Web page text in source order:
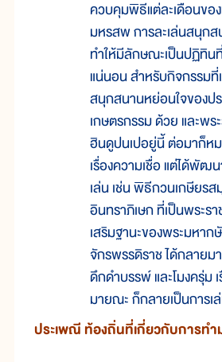
ควบคุมพิธีแต่ละเดือนขอ
มหรสพ การละเล่นสนุก
ทำให้มีลักษณะเป็นปฏิทิน
แน่นอน สำหรับกิจกรรมที่
สนุกสนานหย่อนใจของป
เกษตรกรรม ด้วย และพ
ฮินดูปนเปอยู่นี้ ต่อมาก็ห
เรื่องความเชื่อ แต่ได้พัฒ
เล่น เช่น พิธีกวนเกษียร
อินทราภิเษก ที่เป็นพระร
เสริมฐานะของพระมหาก
จักรพรรดิราช ได้กลายม
ดึกดำบรรพ์ และโมงครุ่ม
มายณะ ก็กลายเป็นการเ
ประเพณี ท้องถิ่นที่เกี่ยวกับการท